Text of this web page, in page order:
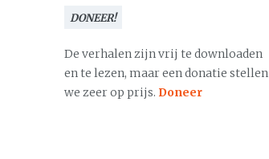
DONEER!
De verhalen zijn vrij te downloaden
en te lezen, maar een donatie stellen
we zeer op prijs. Doneer